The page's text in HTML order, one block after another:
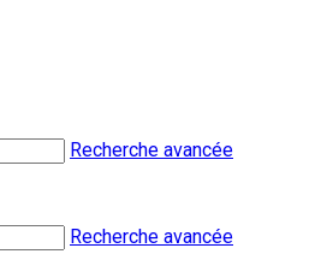
Recherche avancée
Recherche avancée